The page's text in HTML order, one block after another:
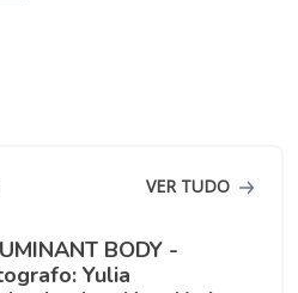
VER TUDO
BODY -
Yulia